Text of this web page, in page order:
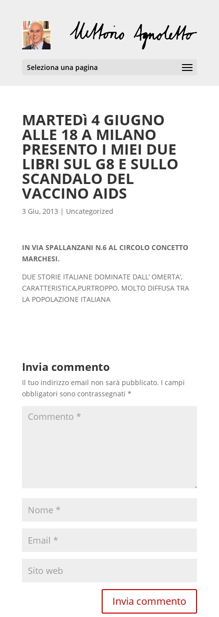
Seleziona una pagina
MARTEDì 4 GIUGNO
ALLE 18 A MILANO
PRESENTO I MIEI DUE
LIBRI SUL G8 E SULLO
SCANDALO DEL
VACCINO AIDS
3 Giu, 2013 | Uncategorized
IN VIA SPALLANZANI N.6 AL CIRCOLO CONCETTO
MARCHESI.
DUE STORIE ITALIANE DOMINATE DALL’ OMERTA’,
CARATTERISTICA,PURTROPPO, MOLTO DIFFUSA TRA
LA POPOLAZIONE ITALIANA
Invia commento
Il tuo indirizzo email non sarà pubblicato. I campi
obbligatori sono contrassegnati *